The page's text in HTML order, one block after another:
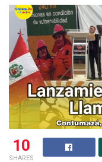
10
SHARES